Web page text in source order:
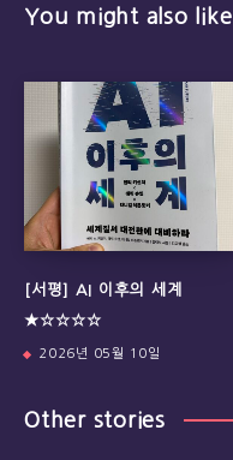
You might also like
[서평] AI 이후의 세계
★☆☆☆☆
2026년 05월 10일
Other stories